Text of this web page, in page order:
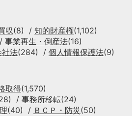
収(8) 知的財産権(1,102)
事業再生・倒産法(16)
社法(284) 個人情報保護法(9)
取得(1,570)
事務所移転(24)
(40) ＢＣＰ・防災 (50)